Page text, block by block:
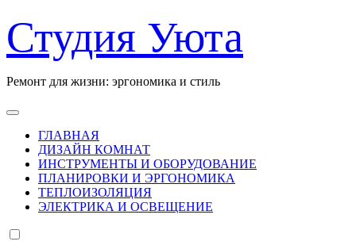
к
содержанию
Студия Уюта
Ремонт для жизни: эргономика и стиль
ГЛАВНАЯ
ДИЗАЙН КОМНАТ
ИНСТРУМЕНТЫ И ОБОРУДОВАНИЕ
ПЛАНИРОВКИ И ЭРГОНОМИКА
ТЕПЛОИЗОЛЯЦИЯ
ЭЛЕКТРИКА И ОСВЕЩЕНИЕ